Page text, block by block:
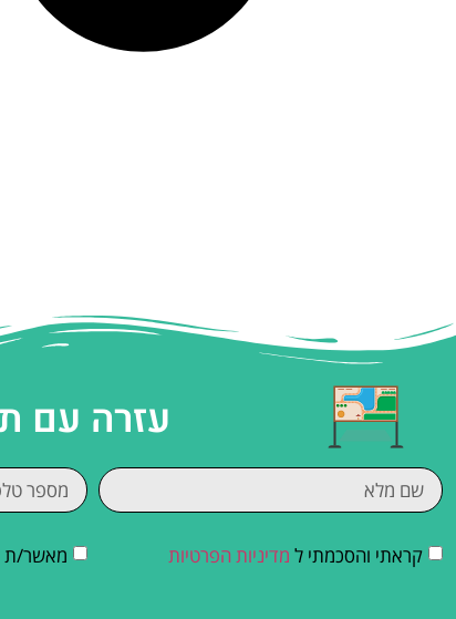
עזרה עם
קראתי והסכמתי ל מדיניות הפרטיות מאשר/ת